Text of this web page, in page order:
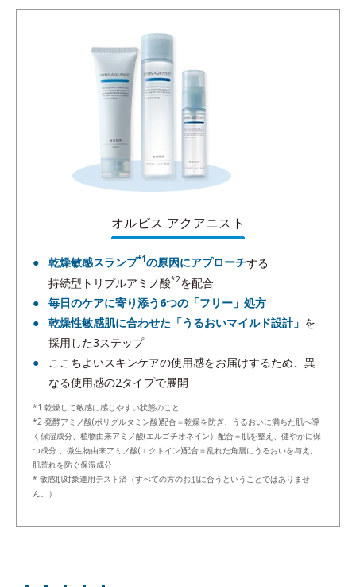
オルビス アクアニスト
乾燥敏感スランプ*1の原因にアプローチする
持続型トリプルアミノ酸*2を配合
毎日のケアに寄り添う6つの「フリー」処方
乾燥性敏感肌に合わせた「うるおいマイルド設計」 を
採用した3ステップ
ここちよいスキンケアの使用感をお届けするため、異
なる使用感の2タイプで展開
*1 乾燥して敏感に感じやすい状態のこと
*2 発酵アミノ酸(ポリグルタミン酸)配合＝乾燥を防ぎ、うるおいに満ちた肌へ導
く保湿成分、植物由来アミノ酸(エルゴチオネイン）配合＝肌を整え、健やかに保
つ成分 、微生物由来アミノ酸(エクトイン)配合＝乱れた角層にうるおいを与え、
肌荒れを防ぐ保湿成分
* 敏感肌対象連用テスト済（すべての方のお肌に合うということではありませ
ん。）